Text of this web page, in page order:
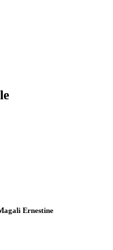
Ernestine